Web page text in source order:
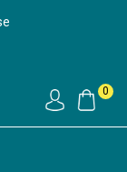
0